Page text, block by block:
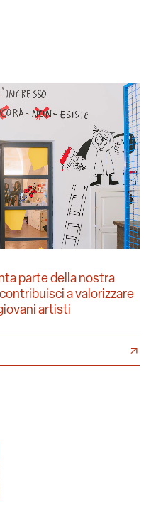
parte della nostra
a valorizzare
artisti